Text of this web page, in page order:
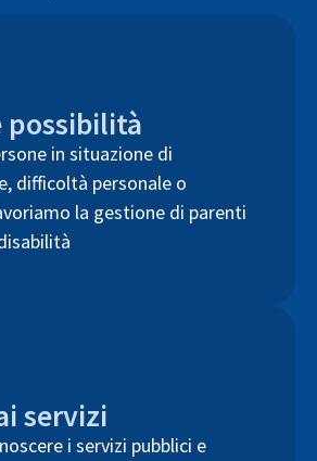
possibilità
in situazione di
difficoltà personale o
la gestione di parenti
servizi
i servizi pubblici e